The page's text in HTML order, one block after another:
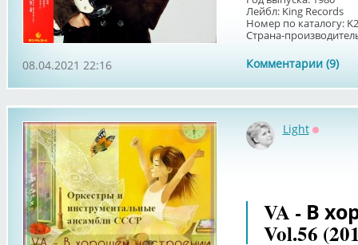
Лейбл: King Records
Номер по каталогу:
Страна-
Комментарии (9)
08.04.2021 22:16
Light
VA - В
Vol.56